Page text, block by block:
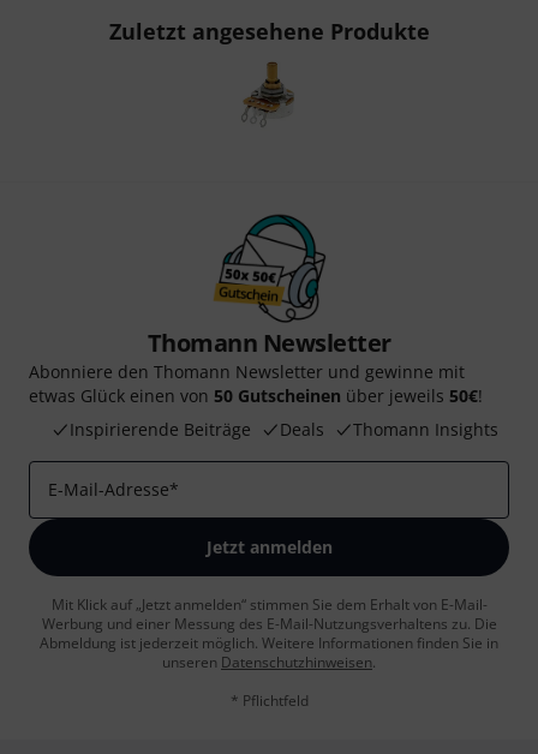
Zuletzt angesehene Produkte
Thomann Newsletter
Abonniere den Thomann Newsletter und gewinne mit
etwas Glück einen von 50 Gutscheinen über jeweils 50€!
Inspirierende Beiträge
Deals Thomann Insights
E-Mail-Adresse*
Jetzt anmelden
Mit Klick auf „Jetzt anmelden“ stimmen Sie dem Erhalt von E-Mail-
Werbung und einer Messung des E-Mail-Nutzungsverhaltens zu. Die
Abmeldung ist jederzeit möglich. Weitere Informationen finden Sie in
unseren Datenschutzhinweisen.
* Pflichtfeld